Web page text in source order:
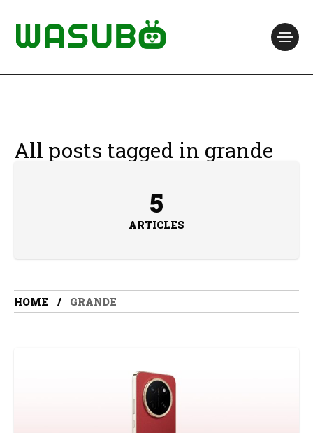
All posts tagged in grande
5
ARTICLES
HOME GRANDE